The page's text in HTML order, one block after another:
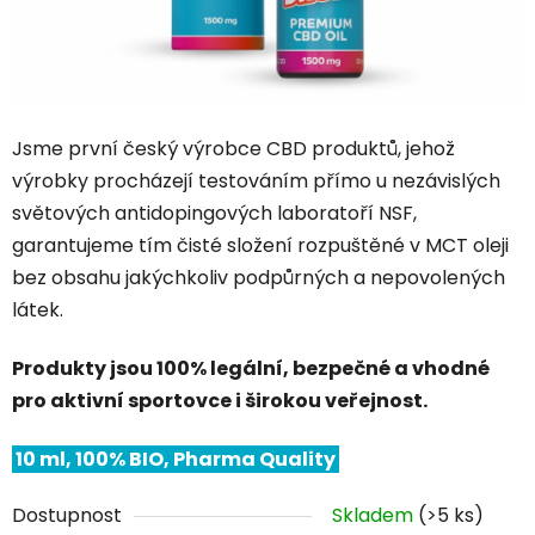
Jsme první český výrobce CBD produktů, jehož
výrobky procházejí testováním přímo u nezávislých
světových antidopingových laboratoří NSF,
garantujeme tím čisté složení rozpuštěné v MCT oleji
bez obsahu jakýchkoliv podpůrných a nepovolených
látek.
Produkty jsou 100% legální, bezpečné a vhodné
pro aktivní sportovce i širokou veřejnost.
10 ml, 100% BIO, Pharma Quality
Dostupnost Skladem (>5 ks)